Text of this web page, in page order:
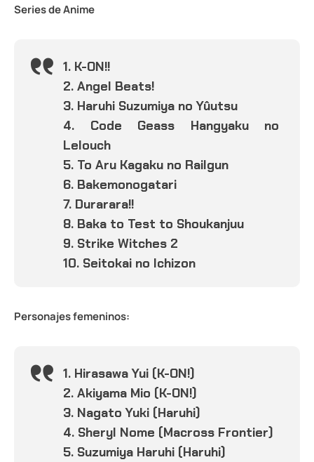
Series de Anime
1. K-ON!!
2. Angel Beats!
3. Haruhi Suzumiya no Yûutsu
4. Code Geass Hangyaku no
Lelouch
5. To Aru Kagaku no Railgun
6. Bakemonogatari
7. Durarara!!
8. Baka to Test to Shoukanjuu
9. Strike Witches 2
10. Seitokai no Ichizon
Personajes femeninos:
1. Hirasawa Yui (K-ON!)
2. Akiyama Mio (K-ON!)
3. Nagato Yuki (Haruhi)
4. Sheryl Nome (Macross Frontier)
5. Suzumiya Haruhi (Haruhi)